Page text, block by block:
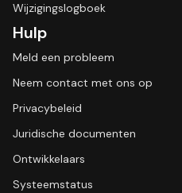
Wijzigingslogboek
Hulp
Meld een probleem
Neem contact met ons op
Privacybeleid
Juridische documenten
Ontwikkelaars
Systeemstatus